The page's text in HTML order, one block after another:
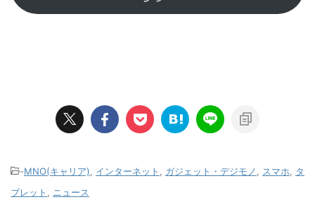
-MNO(キャリア), インターネット , ガジェット・デジモノ, スマホ, タ
ブレット , ニュース